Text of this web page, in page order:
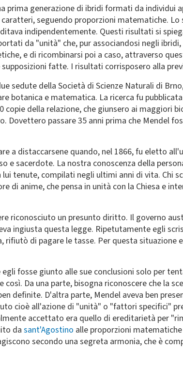
prima generazione di ibridi formati da individui
seguendo proporzioni matematiche.
indipendentemente. Questi risultati si
da "unità" che, pur associandosi negli
e di ricombinarsi poi a caso, attraverso
fatte. I risultati corrisposero alla
sedute della Società di Scienze Naturali di
botanica e matematica. La ricerca fu
copie della relazione, che giunsero ai maggiori
Dovettero passare 35 anni prima che Mendel
a distaccarsene quando, nel 1866, fu eletto
e sacerdote. La nostra conoscenza della
tenute, compilati negli ultimi anni di vita. Chi
di anime, che pensa in unità con la Chiesa e
riconosciuto un presunto diritto. Il governo
ingiusta questa legge. Ripetutamente egli
rifiutò di pagare le tasse. Per questa situazione
fosse giunto alle sue conclusioni solo per
Da una parte, bisogna riconoscere che la
definite. D'altra parte, Mendel aveva ben
cioè all'azione di "unità" o "fattori specifici"
accettato era quello di ereditarietà per
da sant'Agostino alle proporzioni
secondo una segreta armonia, che è